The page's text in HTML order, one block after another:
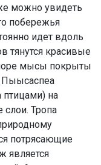
можно увидеть
побережья
идет вдоль
тянутся красивые
мысы покрыты
Пыысаспеа
птицами) на
Тропа
потрясающие
является